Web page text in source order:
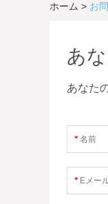
ホーム > お
あ
あなた